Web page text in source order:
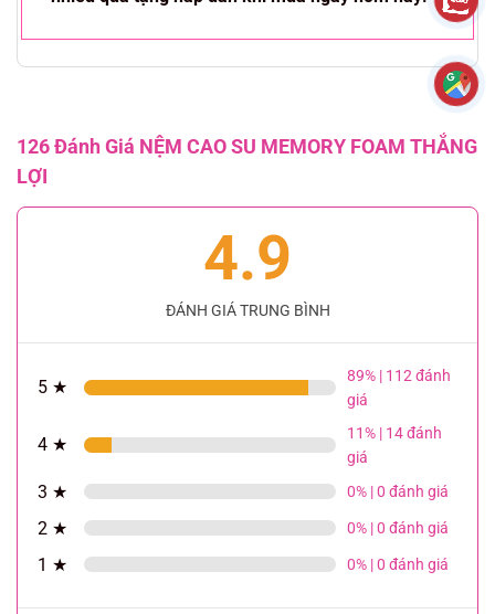
126 Đánh Giá NỆM CAO SU MEMORY FOAM THẮNG
LỢI
4.9
ĐÁNH GIÁ TRUNG BÌNH
5 ★
89% | 112 đánh
giá
4 ★
11% | 14 đánh
giá
3 ★ 0% | 0 đánh giá
2 ★ 0% | 0 đánh giá
1 ★ 0% | 0 đánh giá